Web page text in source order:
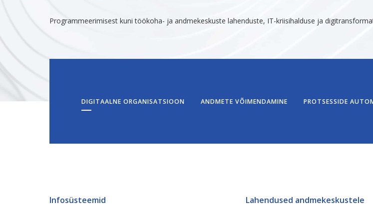
Programmeerimisest kuni töökoha- ja andmekeskuste lahenduste, IT-kriisihalduse ja
DIGITAALNE ORGANISATSIOON ANDMETE VÕIMENDAMINE PROTSESSIDE
Infosüsteemid
Lahendused andmekeskustele